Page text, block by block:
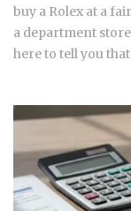
monthly payment
insurance, a
buy a Rolex at a
a department
here to tell you
going to lose
in Apgujeong and
run" craze is
has started. This
navigate the